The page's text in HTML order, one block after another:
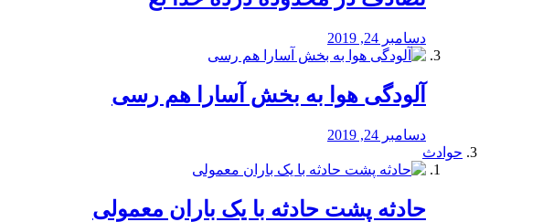
دسامبر 24, 2019
آلودگی هوا به بخش آسارا هم رسی
دسامبر 24, 2019
حوادث
️حادثه پشت حادثه با یک باران معمولی